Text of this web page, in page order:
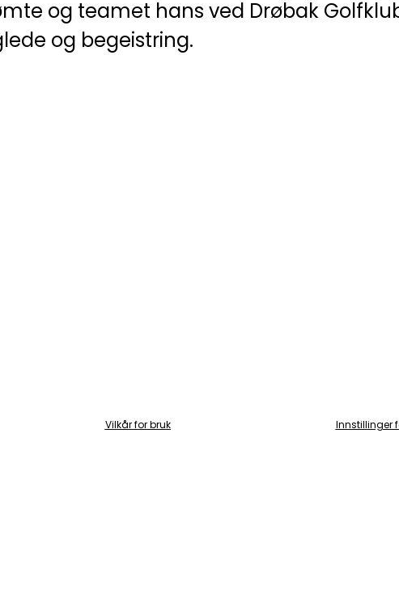
og teamet hans ved Drøbak
og begeistring.
Vilkår for bruk Innstillinger